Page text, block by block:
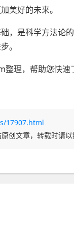
美好的未来。
，是科学方法论
。
理，帮助您快速
17907.html
创文章，转载时请以